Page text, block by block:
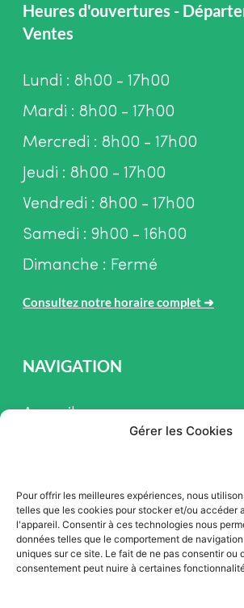
Gérer les Cookies
Pour offrir les meilleures expériences, nous
telles que les cookies pour stocker et/ou accéder
l'appareil. Consentir à ces technologies nous
données telles que le comportement de
uniques sur ce site. Le fait de ne pas consentir ou
consentement peut nuire à certaines
Heures d'ouvertures -
Ventes
Lundi : 8h00 - 17h00
Mardi : 8h00 - 17h00
Mercredi : 8h00 - 17h00
Jeudi : 8h00 - 17h00
Vendredi : 8h00 - 17h00
Samedi : 9h00 - 16h00
Dimanche : Fermé
Consultez notre horaire complet ➜
NAVIGATION
Accueil
Promotion
Blogue
Nous contacter